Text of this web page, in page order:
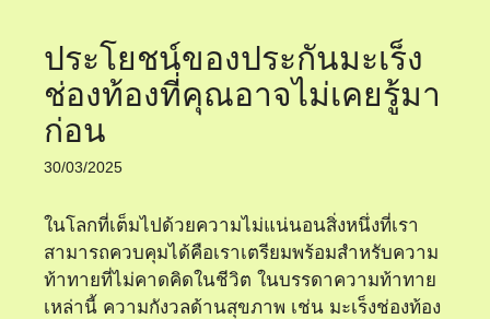
ประโยชน์ของประกันมะเร็ง
ช่องท้องที่คุณอาจไม่เคยรู้มา
ก่อน
30/03/2025
ในโลกที่เต็มไปด้วยความไม่แน่นอนสิ่งหนึ่งที่เรา
สามารถควบคุมได้คือเราเตรียมพร้อมสําหรับความ
ท้าทายที่ไม่คาดคิดในชีวิต ในบรรดาความท้าทาย
เหล่านี้ ความกังวลด้านสุขภาพ เช่น มะเร็งช่องท้อง